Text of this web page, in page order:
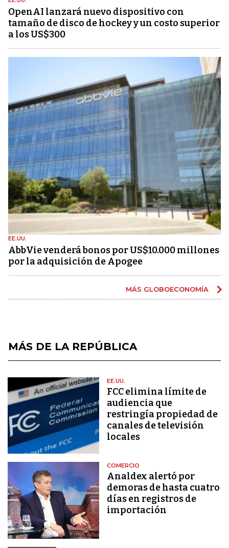
OpenAI lanzará nuevo dispositivo con
tamaño de disco de hockey y un costo superior
a los US$300
EE.UU.
AbbVie venderá bonos por US$10.000 millones
por la adquisición de Apogee
MÁS GLOBOECONOMÍA
MÁS DE LA REPÚBLICA
EE.UU.
FCC elimina límite de
audiencia que
restringía propiedad de
canales de televisión
locales
COMERCIO
Analdex alertó por
demoras de hasta cuatro
días en registros de
importación